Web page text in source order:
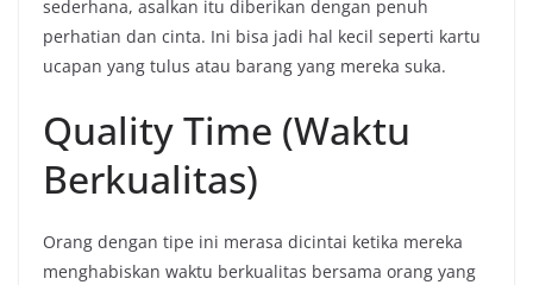
sederhana, asalkan itu diberikan dengan penuh
perhatian dan cinta. Ini bisa jadi hal kecil seperti kartu
ucapan yang tulus atau barang yang mereka suka.
Quality Time (Waktu
Berkualitas)
Orang dengan tipe ini merasa dicintai ketika mereka
menghabiskan waktu berkualitas bersama orang yang